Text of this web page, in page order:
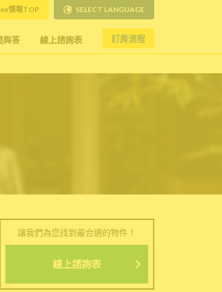
與答 線上諮詢表 訂房流程
情報TOP SELECT LANGUAGE
讓我們為您找到最合適的物件！
線上諮詢表